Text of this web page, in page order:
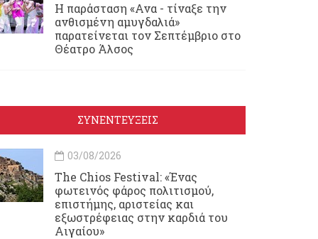
Η παράσταση «Ανα - τίναξε την
ανθισμένη αμυγδαλιά»
παρατείνεται τον Σεπτέμβριο στο
Θέατρο Άλσος
ΣΥΝΕΝΤΕΥΞΕΙΣ
03/08/2026
Τhe Chios Festival: «Ένας
φωτεινός φάρος πολιτισμού,
επιστήμης, αριστείας και
εξωστρέφειας στην καρδιά του
Αιγαίου»